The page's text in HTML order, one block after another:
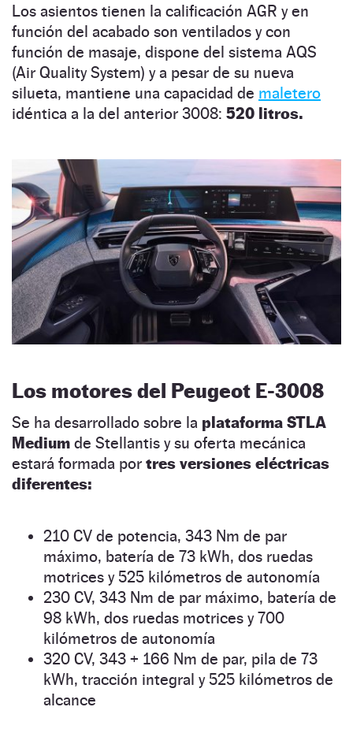
Los asientos tienen la calificación AGR y en
función del acabado son ventilados y con
función de masaje, dispone del sistema AQS
(Air Quality System) y a pesar de su nueva
silueta, mantiene una capacidad de maletero
idéntica a la del anterior 3008: 520 litros.
Los motores del Peugeot E-3008
Se ha desarrollado sobre la plataforma STLA
Medium de Stellantis y su oferta mecánica
estará formada por tres versiones eléctricas
diferentes:
210 CV de potencia, 343 Nm de par
máximo, batería de 73 kWh, dos ruedas
motrices y 525 kilómetros de autonomía
230 CV, 343 Nm de par máximo, batería de
98 kWh, dos ruedas motrices y 700
kilómetros de autonomía
320 CV, 343 + 166 Nm de par, pila de 73
kWh, tracción integral y 525 kilómetros de
alcance